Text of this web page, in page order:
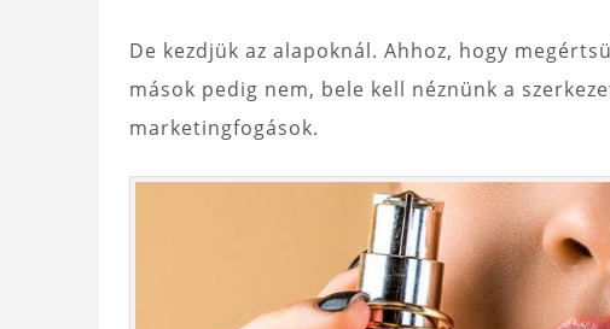
De kezdjük az alapoknál. Ahhoz, hogy
mások pedig nem, bele kell néznünk a
marketingfogások.